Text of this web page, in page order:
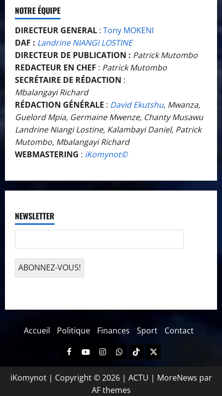
NOTRE ÉQUIPE
DIRECTEUR GENERAL : Tony MOKENI
DAF : Landrine NIANGI LOSTINE
DIRECTEUR DE PUBLICATION : Patrick Mutombo
REDACTEUR EN CHEF : Patrick Mutombo
SECRÉTAIRE DE RÉDACTION :
Mbalangayi Richard
RÉDACTION GÉNÉRALE : David Ekutshu, Mwanza,
Guelord Mpia, Germaine Mwenze, Chanty Musawu
Landrine Niangi Lostine, Kalambayi Daniel, Patrick
Mutombo, Mbalangayi Richard
WEBMASTERING : iKomynot©️
NEWSLETTER
Accueil Politique Finances Sport Contact
iKomynot | Copyright © 2026 | ACTU | MoreNews par
AF themes